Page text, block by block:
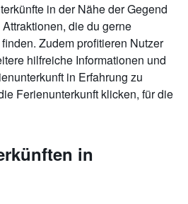
in der Nähe der Gegend
die du gerne
Zudem profitieren Nutzer
hilfreiche Informationen und
in Erfahrung zu
Ferienunterkunft klicken, für die
in